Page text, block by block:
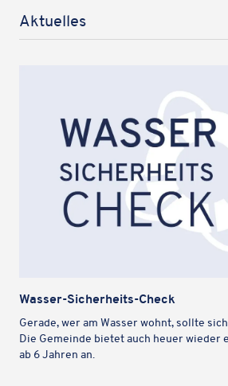
Aktu­el­les
Wasser-Sicher­heits-Check
Gerade, wer am Wasser wohnt, sollte
Die Gemeinde bietet auch heuer wieder
ab 6 Jahren an.